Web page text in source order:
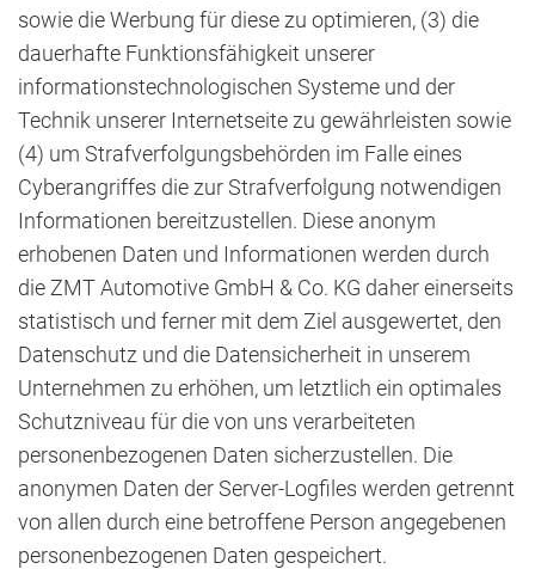
sowie die Werbung für diese zu optimieren, (3) die
dauerhafte Funktionsfähigkeit unserer
informationstechnologischen Systeme und der
Technik unserer Internetseite zu gewährleisten sowie
(4) um Strafverfolgungsbehörden im Falle eines
Cyberangriffes die zur Strafverfolgung notwendigen
Informationen bereitzustellen. Diese anonym
erhobenen Daten und Informationen werden durch
die ZMT Automotive GmbH & Co. KG daher einerseits
statistisch und ferner mit dem Ziel ausgewertet, den
Datenschutz und die Datensicherheit in unserem
Unternehmen zu erhöhen, um letztlich ein optimales
Schutzniveau für die von uns verarbeiteten
personenbezogenen Daten sicherzustellen. Die
anonymen Daten der Server-Logfiles werden getrennt
von allen durch eine betroffene Person angegebenen
personenbezogenen Daten gespeichert.